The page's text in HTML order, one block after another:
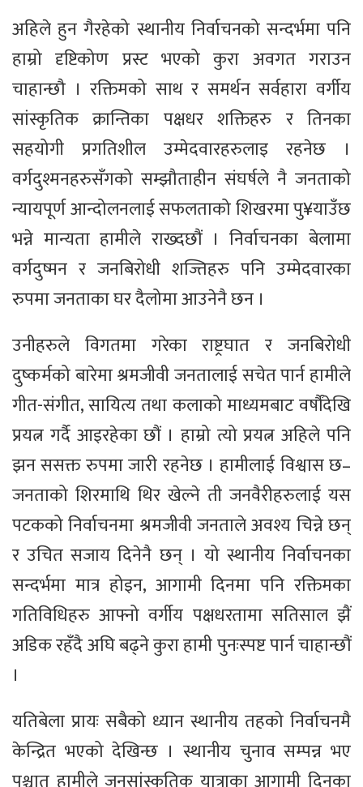
अहिले हुन गैरहेको स्थानीय निर्वाचनको सन्दर्भमा पनि
हाम्रो दृष्टिकोण प्रस्ट भएको कुरा अवगत गराउन
चाहान्छौ । रक्तिमको साथ र समर्थन सर्वहारा वर्गीय
सांस्कृतिक क्रान्तिका पक्षधर शक्तिहरु र तिनका
सहयोगी प्रगतिशील उम्मेदवारहरुलाइ रहनेछ ।
वर्गदुश्मनहरुसँगको सम्झौताहीन संघर्षले नै जनताको
न्यायपूर्ण आन्दोलनलाई सफलताको शिखरमा पु¥याउँछ
भन्ने मान्यता हामीले राख्दछौं । निर्वाचनका बेलामा
वर्गदुष्मन र जनबिरोधी शज्तिहरु पनि उम्मेदवारका
रुपमा जनताका घर दैलोमा आउनेनै छन ।
उनीहरुले विगतमा गरेका राष्ट्रघात र जनबिरोधी
दुष्कर्मको बारेमा श्रमजीवी जनतालाई सचेत पार्न हामीले
गीत-संगीत, सायित्य तथा कलाको माध्यमबाट वर्षौंदेखि
प्रयत्न गर्दै आइरहेका छौं । हाम्रो त्यो प्रयत्न अहिले पनि
झन ससक्त रुपमा जारी रहनेछ । हामीलाई विश्वास छ–
जनताको शिरमाथि थिर खेल्ने ती जनवैरीहरुलाई यस
पटकको निर्वाचनमा श्रमजीवी जनताले अवश्य चिन्ने छन्
र उचित सजाय दिनेनै छन् । यो स्थानीय निर्वाचनका
सन्दर्भमा मात्र होइन, आगामी दिनमा पनि रक्तिमका
गतिविधिहरु आफ्नो वर्गीय पक्षधरतामा सतिसाल झैं
अडिक रहँदै अघि बढ्ने कुरा हामी पुनःस्पष्ट पार्न चाहान्छौं
।
यतिबेला प्रायः सबैको ध्यान स्थानीय तहको निर्वाचनमै
केन्द्रित भएको देखिन्छ । स्थानीय चुनाव सम्पन्न भए